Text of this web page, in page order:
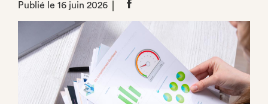
Publié le 16 juin 2026
Partager
Facebook